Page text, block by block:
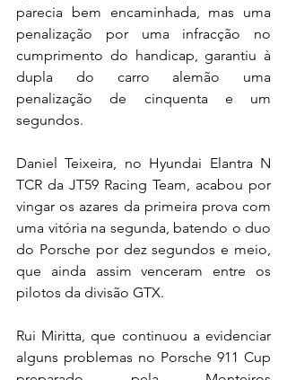
parecia bem encaminhada, mas uma
penalização por uma infracção no
cumprimento do handicap, garantiu à
dupla do carro alemão uma
penalização de cinquenta e um
segundos.
Daniel Teixeira, no Hyundai Elantra N
TCR da JT59 Racing Team, acabou por
vingar os azares da primeira prova com
uma vitória na segunda, batendo o duo
do Porsche por dez segundos e meio,
que ainda assim venceram entre os
pilotos da divisão GTX.
Rui Miritta, que continuou a evidenciar
alguns problemas no Porsche 911 Cup